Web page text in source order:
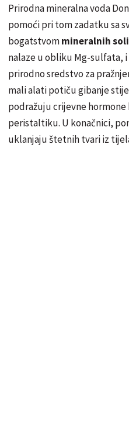
Prirodna mineralna voda
pomoći pri tom zadatku sa
bogatstvommineralnih soli
nalaze u obliku Mg-sulfata,
prirodno sredstvo za
mali alati potiču gibanje
podražuju crijevne
peristaltiku. U konačnici,
uklanjaju štetnih tvari iz